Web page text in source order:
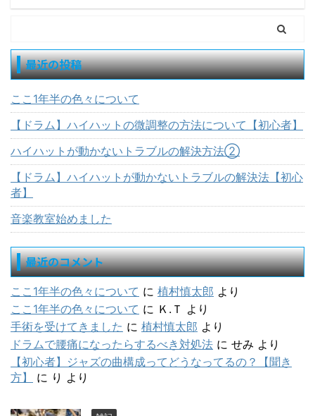
最近の投稿
ここ1年半の色々について
【ドラム】ハイハットの微調整の方法について【初心者】
ハイハットが動かないトラブルの解決方法②
【ドラム】ハイハットが動かないトラブルの解決法【初心
者】
音楽教室始めました
最近のコメント
ここ1年半の色々について に 植村慎太郎 より
ここ1年半の色々について に Ｋ.Ｔ より
手術を受けてきました に 植村慎太郎 より
ドラムで腰痛になったらするべき対処法 に せみ より
【初心者】ジャズの曲構成ってどうなってるの？【聞き
方】
に り より